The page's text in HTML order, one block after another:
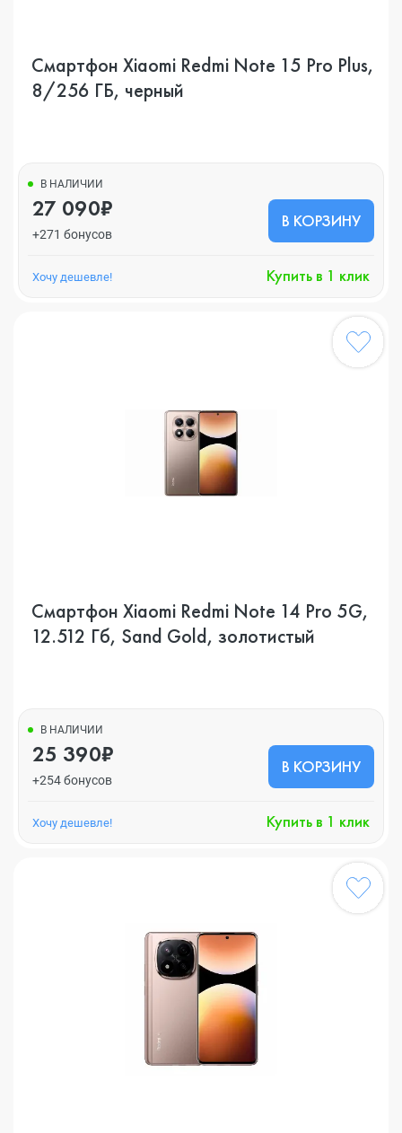
Смартфон Xiaomi Redmi Note 15 Pro Plus,
8/256 ГБ, черный
В НАЛИЧИИ
27 090₽
+271 бонусов
В КОРЗИНУ
Хочу дешевле! Купить в 1 клик
Смартфон Xiaomi Redmi Note 14 Pro 5G,
12.512 Гб, Sand Gold, золотистый
В НАЛИЧИИ
25 390₽
+254 бонусов
В КОРЗИНУ
Хочу дешевле! Купить в 1 клик